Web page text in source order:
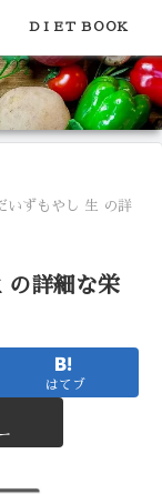
康やダイエットに
いずもやし 生 の詳
の詳細な栄
はてブ
ＤＩＥＴ ＢＯＯＫ